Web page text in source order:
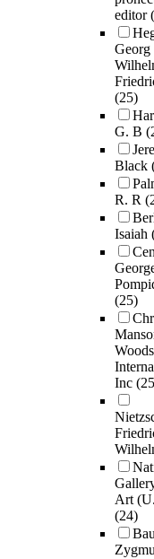
editor
Georg
(25)
G. B
Black
R. R
Isaiah
(25)
Woods
Inc
Art
(24)